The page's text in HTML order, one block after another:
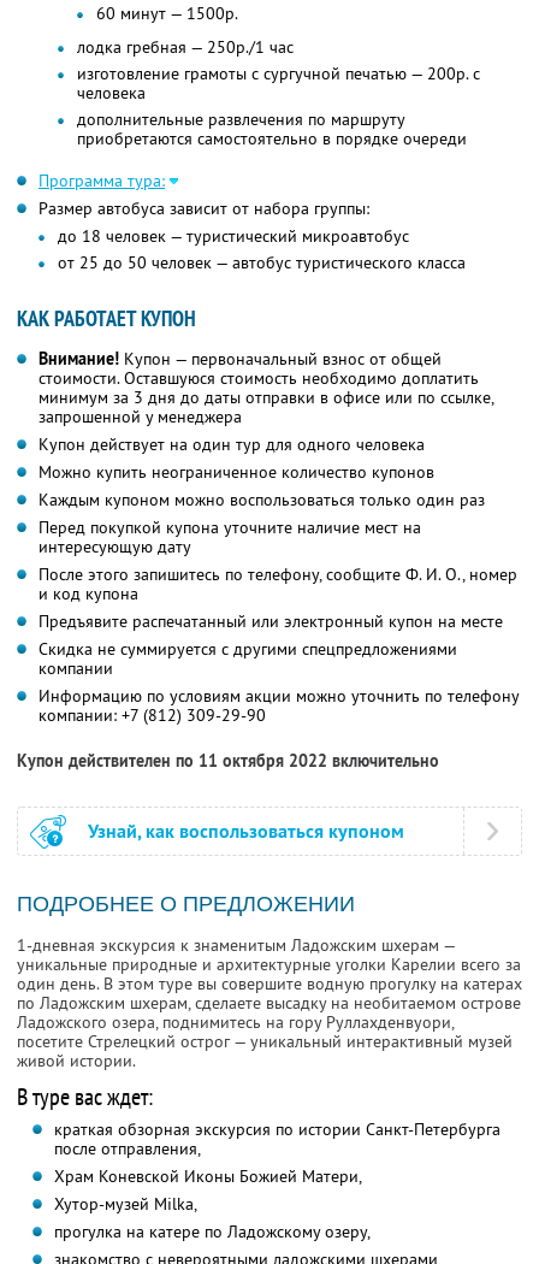
60 минут — 1500р.
лодка гребная — 250р./1 час
изготовление грамоты с сургучной печатью — 200р. с
человека
дополнительные развлечения по маршруту
приобретаются самостоятельно в порядке очереди
Программа тура:
Размер автобуса зависит от набора группы:
до 18 человек — туристический микроавтобус
от 25 до 50 человек — автобус туристического класса
КАК РАБОТАЕТ КУПОН
Внимание! Купон — первоначальный взнос от общей
стоимости. Оставшуюся стоимость необходимо доплатить
минимум за 3 дня до даты отправки в офисе или по ссылке,
запрошенной у менеджера
Купон действует на один тур для одного человека
Можно купить неограниченное количество купонов
Каждым купоном можно воспользоваться только один раз
Перед покупкой купона уточните наличие мест на
интересующую дату
После этого запишитесь по телефону, сообщите Ф. И. О., номер
и код купона
Предъявите распечатанный или электронный купон на месте
Скидка не суммируется с другими спецпредложениями
компании
Информацию по условиям акции можно уточнить по телефону
компании: +7 (812) 309-29-90
Купон действителен по 11 октября 2022 включительно
Узнай, как воспользоваться купоном
ПОДРОБНЕЕ О ПРЕДЛОЖЕНИИ
1-дневная экскурсия к знаменитым Ладожским шхерам —
уникальные природные и архитектурные уголки Карелии всего за
один день. В этом туре вы совершите водную прогулку на катерах
по Ладожским шхерам, сделаете высадку на необитаемом острове
Ладожского озера, поднимитесь на гору Руллахденвуори,
посетите Стрелецкий острог — уникальный интерактивный музей
живой истории.
В туре вас ждет:
краткая обзорная экскурсия по истории Санкт-Петербурга
после отправления,
Храм Коневской Иконы Божией Матери,
Хутор-музей Milka,
прогулка на катере по Ладожскому озеру,
знакомство с невероятными ладожскими шхерами,